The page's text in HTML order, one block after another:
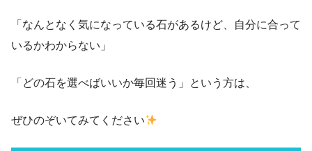
「なんとなく気になっている石があるけど、自分に合って
いるかわからない」
「どの石を選べばいいか毎回迷う」という方は、
ぜひのぞいてみてください